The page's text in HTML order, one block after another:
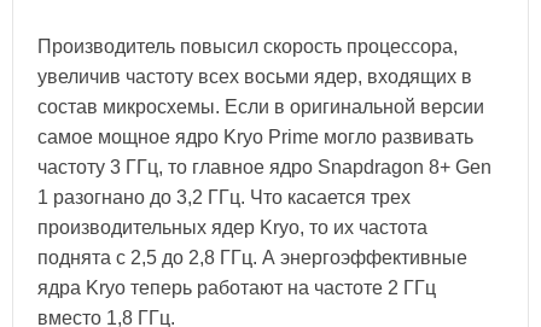
Производитель повысил скорость процессора,
увеличив частоту всех восьми ядер, входящих в
состав микросхемы. Если в оригинальной версии
самое мощное ядро Kryo Prime могло развивать
частоту 3 ГГц, то главное ядро Snapdragon 8+ Gen
1 разогнано до 3,2 ГГц. Что касается трех
производительных ядер Kryo, то их частота
поднята с 2,5 до 2,8 ГГц. А энергоэффективные
ядра Kryo теперь работают на частоте 2 ГГц
вместо 1,8 ГГц.